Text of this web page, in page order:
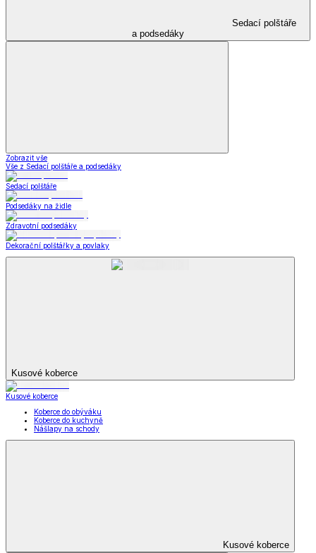
Sedací polštáře
a podsedáky
Zobrazit vše
Vše z Sedací polštáře a podsedáky
Sedací polštáře
Podsedáky na židle
Zdravotní podsedáky
Dekorační polštářky a povlaky
Kusové koberce
Kusové koberce
Koberce do obýváku
Koberce do kuchyně
Nášlapy na schody
Kusové koberce